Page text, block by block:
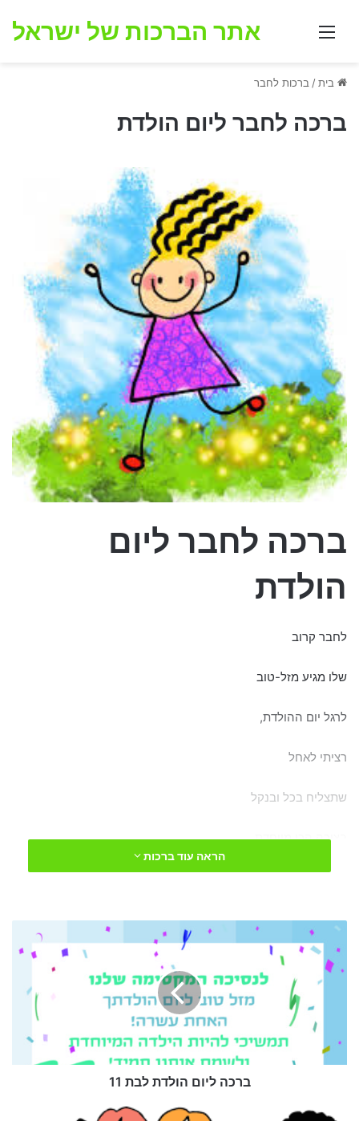
תפריט אתר הברכות של ישראל
בית/ ברכות לחבר
ברכה לחבר ליום הולדת
ברכה לחבר ליום
הולדת
לחבר קרוב
שלו מגיע מזל-טוב
לרגל יום ההולדת,
רציתי לאחל
שתצליח בכל ובנקל
בצורה הכי מיוחדת.
תהנה ותצחק
ומפניך אל תמחק
הראה עוד ברכות
ברכה
הולדת
ברכה ליום הולדת לבת 11
ברכת